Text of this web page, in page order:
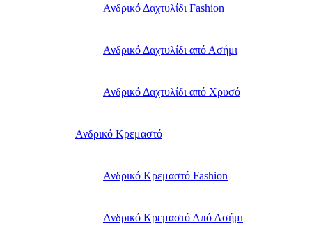
Ανδρικό Δαχτυλίδι Fashion
Ανδρικό Δαχτυλίδι από Ασήμι
Ανδρικό Δαχτυλίδι από Χρυσό
Ανδρικό Κρεμαστό
Ανδρικό Κρεμαστό Fashion
Ανδρικό Κρεμαστό Από Ασήμι